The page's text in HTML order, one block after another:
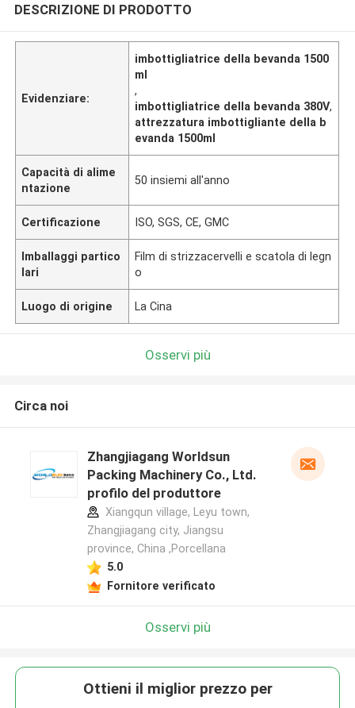
DESCRIZIONE DI PRODOTTO
Evidenziare:
imbottigliatrice della bevanda 1500
ml
,
imbottigliatrice della bevanda 380V,
attrezzatura imbottigliante della b
evanda 1500ml
Capacità di alime
ntazione
50 insiemi all'anno
Certificazione ISO, SGS, CE, GMC
Imballaggi partico
lari
Film di strizzacervelli e scatola di legn
o
Luogo di origine La Cina
Osservi più
Circa noi
Zhangjiagang Worldsun
Packing Machinery Co., Ltd.
profilo del produttore
Xiangqun village, Leyu town,
Zhangjiagang city, Jiangsu
province, China ,Porcellana
5.0
Fornitore verificato
Osservi più
Ottieni il miglior prezzo per